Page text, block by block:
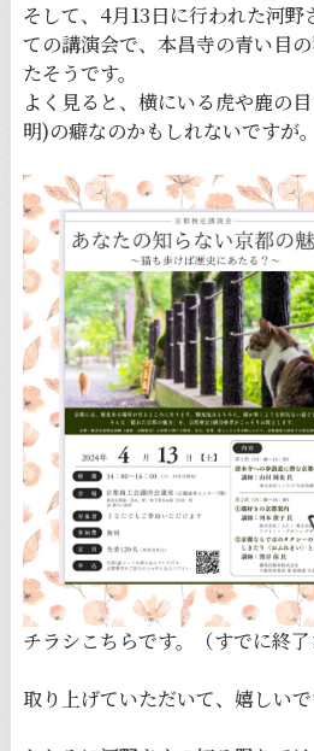
そして、4月13日に行われた河
ての講演会で、本昌寺の青い目
たそうです。
よく見ると、横にいる虎や鹿の
明)の癖なのかもしれないですが
チラシこちらです。（すでに終了
取り上げていただいて、嬉しいで